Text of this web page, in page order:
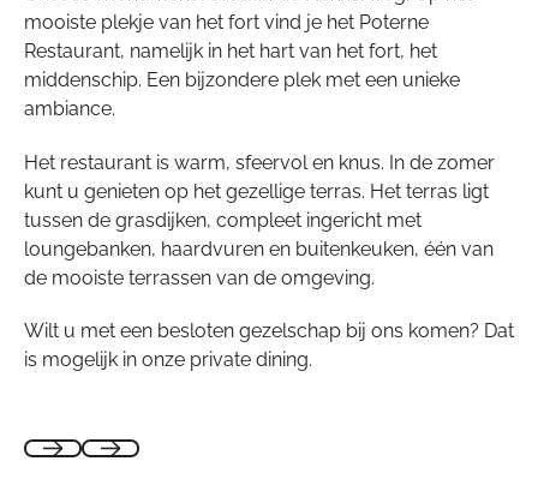
mooiste plekje van het fort vind je het Poterne
Restaurant, namelijk in het hart van het fort, het
middenschip. Een bijzondere plek met een unieke
ambiance.
Het restaurant is warm, sfeervol en knus. In de zomer
kunt u genieten op het gezellige terras. Het terras ligt
tussen de grasdijken, compleet ingericht met
loungebanken, haardvuren en buitenkeuken, één van
de mooiste terrassen van de omgeving.
Wilt u met een besloten gezelschap bij ons komen? Dat
is mogelijk in onze private dining.